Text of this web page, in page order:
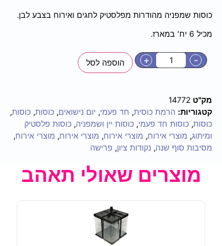
כוסות שמפניה מהודרות מפלסטיק לחגים ואירוח בצבע לבן.
מכיל 6 יח' במארז.
-
+ הוספה לסל
מק"ט 14772
קטגוריות: הרמת כוסית, חד פעמי, יום נישואים, כוסות, כוסות,
כוסות, כוסות חד פעמי, כוסות יין ושמפניה, כוסות פלסטיק
ומיתוג, מוצרי אירוח, מוצרי אירוח, מוצרי אירוח, מוצרי אירוח,
מסיבות סוף שנה, נקודות ציון, פרישה
מוצרים שאולי תאהב